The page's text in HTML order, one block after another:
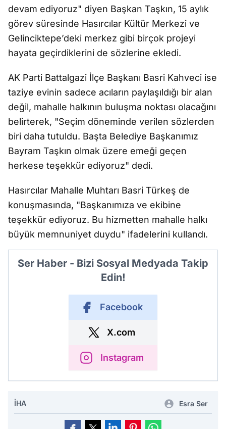
devam ediyoruz" diyen Başkan Taşkın, 15 aylık
görev süresinde Hasırcılar Kültür Merkezi ve
Gelinciktepe’deki merkez gibi birçok projeyi
hayata geçirdiklerini de sözlerine ekledi.
AK Parti Battalgazi İlçe Başkanı Basri Kahveci ise
taziye evinin sadece acıların paylaşıldığı bir alan
değil, mahalle halkının buluşma noktası olacağını
belirterek, "Seçim döneminde verilen sözlerden
biri daha tutuldu. Başta Belediye Başkanımız
Bayram Taşkın olmak üzere emeği geçen
herkese teşekkür ediyoruz" dedi.
Hasırcılar Mahalle Muhtarı Basri Türkeş de
konuşmasında, "Başkanımıza ve ekibine
teşekkür ediyoruz. Bu hizmetten mahalle halkı
büyük memnuniyet duydu" ifadelerini kullandı.
Ser Haber - Bizi Sosyal Medyada Takip
Edin!
Facebook
X.com
Instagram
İHA Esra Ser